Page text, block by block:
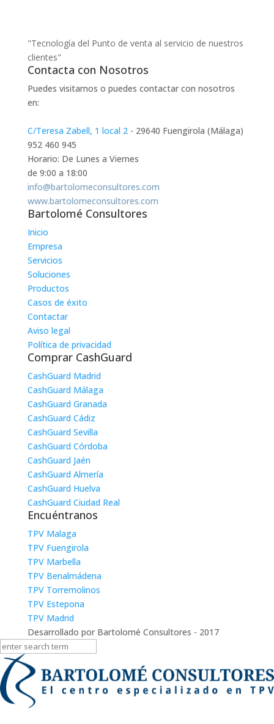
"Tecnología del Punto de venta al servicio de nuestros
clientes"
Contacta con Nosotros
Puedes visitarnos o puedes contactar con nosotros
en:
C/Teresa Zabell, 1 local 2- 29640 Fuengirola (Málaga)
952 460 945
Horario: De Lunes a Viernes
de 9:00 a 18:00
info@bartolomeconsultores.com
www.bartolomeconsultores.com
Bartolomé Consultores
Inicio
Empresa
Servicios
Soluciones
Productos
Casos de éxito
Contactar
Aviso legal
Política de privacidad
Comprar CashGuard
CashGuard Madrid
CashGuard Málaga
CashGuard Granada
CashGuard Cádiz
CashGuard Sevilla
CashGuard Córdoba
CashGuard Jaén
CashGuard Almería
CashGuard Huelva
CashGuard Ciudad Real
Encuéntranos
TPV Malaga
TPV Fuengirola
TPV Marbella
TPV Benalmádena
TPV Torremolinos
TPV Estepona
TPV Madrid
Desarrollado por Bartolomé Consultores - 2017